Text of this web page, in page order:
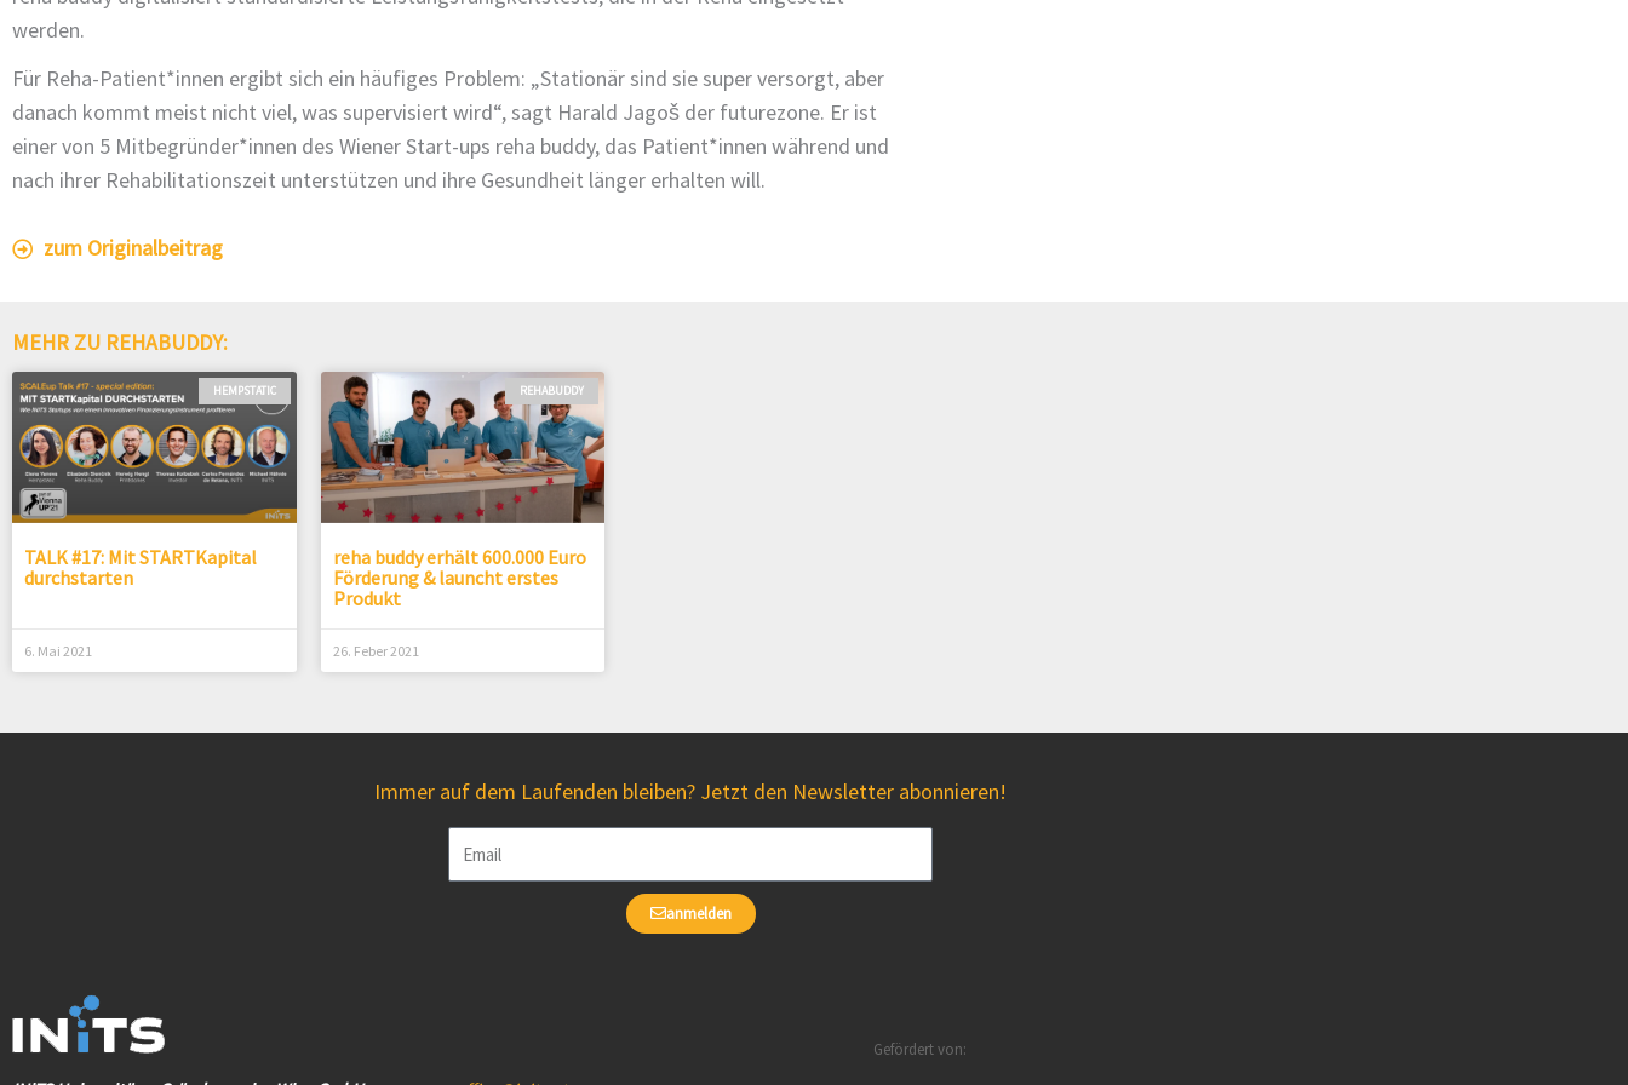
werden.
Für Reha-Patient*innen ergibt sich ein häufiges Problem: „Stationär sind sie super versorgt, aber
danach kommt meist nicht viel, was supervisiert wird“, sagt Harald Jagoš der futurezone. Er ist
einer von 5 Mitbegründer*innen des Wiener Start-ups reha buddy, das Patient*innen während und
nach ihrer Rehabilitationszeit unterstützen und ihre Gesundheit länger erhalten will.
zum Originalbeitrag
MEHR ZU REHABUDDY:
HEMPSTATIC
TALK #17: Mit STARTKapital
durchstarten
6. Mai 2021
REHABUDDY
reha buddy erhält 600.000 Euro
Förderung & launcht erstes
Produkt
26. Feber 2021
Immer auf dem Laufenden bleiben? Jetzt den Newsletter abonnieren!
Email
anmelden
Gefördert von: